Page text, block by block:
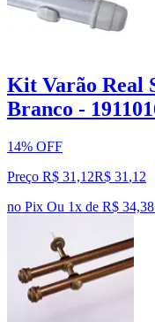
Kit Varão Real
Branco -
14% OFF
Preço R$ 31,12R$ 31 ,12
no Pix Ou 1x de R$